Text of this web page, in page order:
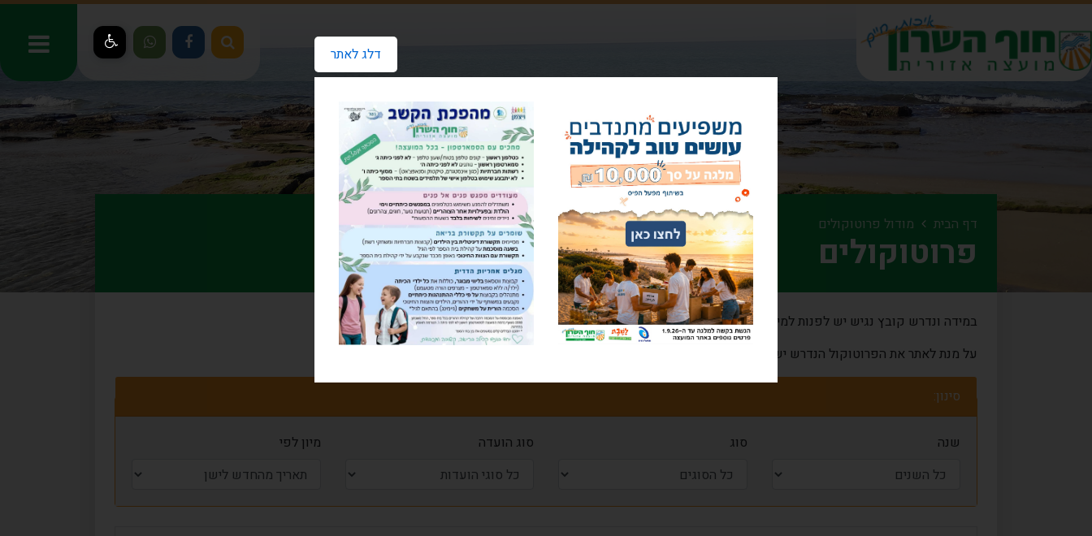
דלג לאתר
דף הבית מודול פרוטוקולים
פרוטוקולים
במידה ונדרש קובץ נגיש יש לפנות למייל:
reuth@hof-hasharon.co.il
על מנת לאתר את הפרוטוקול הנדרש יש לבחור את סוג הועדה: מליאה, איכות הסביבה,מכרזים וכו
סינון:
שנה סוג סוג הועדה מיון לפי